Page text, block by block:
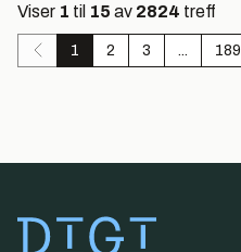
Viser 1 til 15 av 2824 treff
1 2 3 189